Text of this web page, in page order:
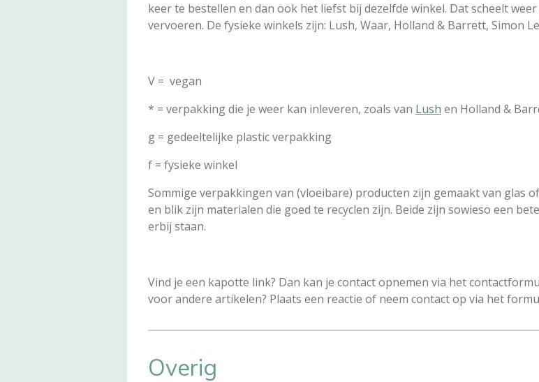
keer te bestellen en dan ook het liefst bij dezelfde winkel. Dat scheelt
vervoeren. De fysieke winkels zijn: Lush, Waar, Holland & Barrett, Simon
V = vegan
* = verpakking die je weer kan inleveren, zoals van Lush en Holland &
g = gedeeltelijke plastic verpakking
f = fysieke winkel
Sommige verpakkingen van (vloeibare) producten zijn gemaakt van glas
en blik zijn materialen die goed te recyclen zijn. Beide zijn sowieso een
erbij staan.
Vind je een kapotte link? Dan kan je contact opnemen via het
voor andere artikelen? Plaats een reactie of neem contact op via het
Overig